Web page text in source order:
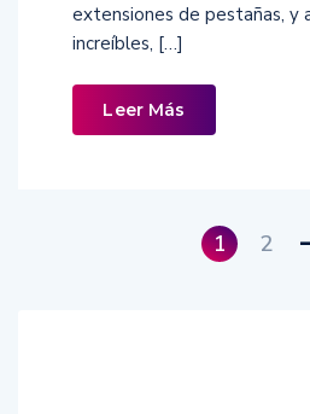
extensiones de pestañas, y
increíbles, […]
Leer Más
1 2